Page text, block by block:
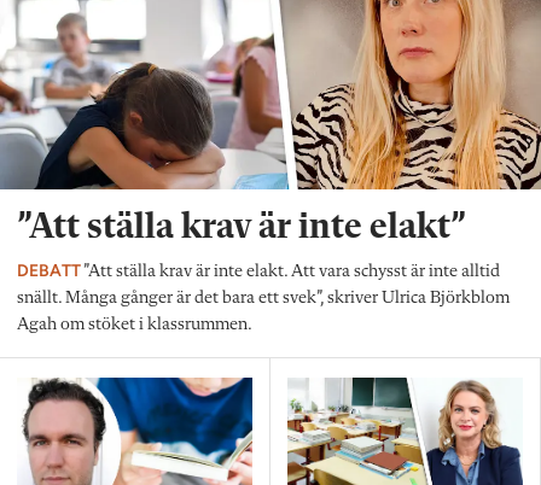
”Att ställa krav är inte elakt”
DEBATT”Att ställa krav är inte elakt. Att vara schysst är inte alltid
snällt. Många gånger är det bara ett svek”, skriver Ulrica Björkblom
Agah om stöket i klassrummen.